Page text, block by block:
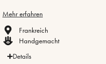
Mehr erfahren
Frankreich
Handgemacht
Details